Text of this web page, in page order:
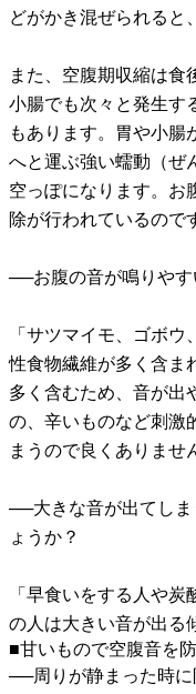
どがかき混ぜられると
また、空腹期収縮は食
小腸でも次々と発生す
もあります。胃や小腸
へと運ぶ強い蠕動（ぜ
空っぽになります。お
除が行われているので
──お腹の音が鳴りやす
「サツマイモ、ゴボ
性食物繊維が多く含ま
多く含むため、音が出
の、辛いものなど刺激
まうので良くありませ
──大きな音が出てし
ょうか？
「早食いをする人や
の人は大きい音が出る
■甘いもので空腹音を防
──周りが静まった時に